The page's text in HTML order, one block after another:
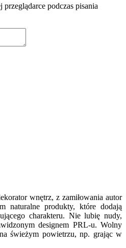
podczas pisania
wnętrz, z zamiłowania autor
naturalne produkty, które dodają
charakteru. Nie lubię nudy,
designem PRL-u. Wolny
świeżym powietrzu, np. grając w